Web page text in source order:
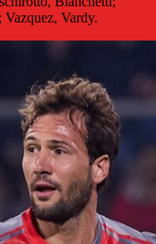
Vardy.